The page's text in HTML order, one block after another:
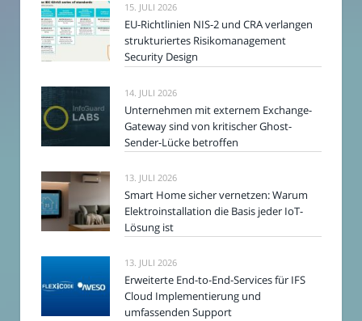
15. JULI 2026
EU-Richtlinien NIS-2 und CRA verlangen
strukturiertes Risikomanagement
Security Design
14. JULI 2026
Unternehmen mit externem Exchange-
Gateway sind von kritischer Ghost-
Sender-Lücke betroffen
13. JULI 2026
Smart Home sicher vernetzen: Warum
Elektroinstallation die Basis jeder IoT-
Lösung ist
13. JULI 2026
Erweiterte End-to-End-Services für IFS
Cloud Implementierung und
umfassenden Support